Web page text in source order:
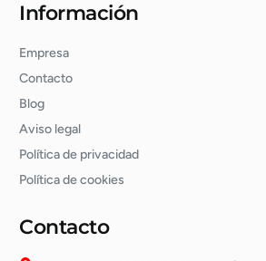
Información
Empresa
Contacto
Blog
Aviso legal
Política de privacidad
Política de cookies
Contacto